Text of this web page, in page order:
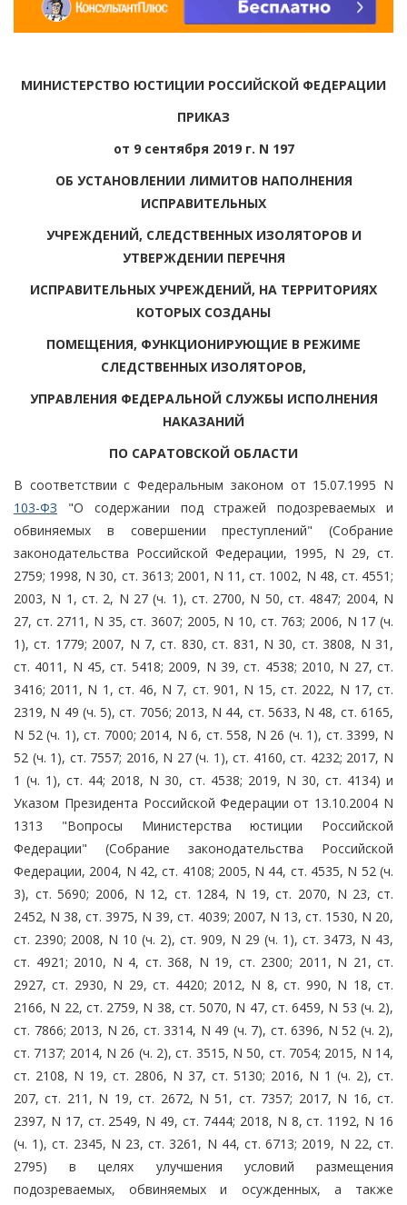
МИНИСТЕРСТВО ЮСТИЦИИ РОССИЙСКОЙ ФЕДЕРАЦИИ
ПРИКАЗ
от 9 сентября 2019 г. N 197
ОБ УСТАНОВЛЕНИИ ЛИМИТОВ НАПОЛНЕНИЯ
ИСПРАВИТЕЛЬНЫХ
УЧРЕЖДЕНИЙ, СЛЕДСТВЕННЫХ ИЗОЛЯТОРОВ И
УТВЕРЖДЕНИИ ПЕРЕЧНЯ
ИСПРАВИТЕЛЬНЫХ УЧРЕЖДЕНИЙ, НА ТЕРРИТОРИЯХ
КОТОРЫХ СОЗДАНЫ
ПОМЕЩЕНИЯ, ФУНКЦИОНИРУЮЩИЕ В РЕЖИМЕ
СЛЕДСТВЕННЫХ ИЗОЛЯТОРОВ,
УПРАВЛЕНИЯ ФЕДЕРАЛЬНОЙ СЛУЖБЫ ИСПОЛНЕНИЯ
НАКАЗАНИЙ
ПО САРАТОВСКОЙ ОБЛАСТИ
В соответствии с Федеральным законом от 15.07.1995 N
103-ФЗ "О содержании под стражей подозреваемых и
обвиняемых в совершении преступлений" (Собрание
законодательства Российской Федерации, 1995, N 29, ст.
2759; 1998, N 30, ст. 3613; 2001, N 11, ст. 1002, N 48, ст. 4551;
2003, N 1, ст. 2, N 27 (ч. 1), ст. 2700, N 50, ст. 4847; 2004, N
27, ст. 2711, N 35, ст. 3607; 2005, N 10, ст. 763; 2006, N 17 (ч.
1), ст. 1779; 2007, N 7, ст. 830, ст. 831, N 30, ст. 3808, N 31,
ст. 4011, N 45, ст. 5418; 2009, N 39, ст. 4538; 2010, N 27, ст.
3416; 2011, N 1, ст. 46, N 7, ст. 901, N 15, ст. 2022, N 17, ст.
2319, N 49 (ч. 5), ст. 7056; 2013, N 44, ст. 5633, N 48, ст. 6165,
N 52 (ч. 1), ст. 7000; 2014, N 6, ст. 558, N 26 (ч. 1), ст. 3399, N
52 (ч. 1), ст. 7557; 2016, N 27 (ч. 1), ст. 4160, ст. 4232; 2017, N
1 (ч. 1), ст. 44; 2018, N 30, ст. 4538; 2019, N 30, ст. 4134) и
Указом Президента Российской Федерации от 13.10.2004 N
1313 "Вопросы Министерства юстиции Российской
Федерации" (Собрание законодательства Российской
Федерации, 2004, N 42, ст. 4108; 2005, N 44, ст. 4535, N 52 (ч.
3), ст. 5690; 2006, N 12, ст. 1284, N 19, ст. 2070, N 23, ст.
2452, N 38, ст. 3975, N 39, ст. 4039; 2007, N 13, ст. 1530, N 20,
ст. 2390; 2008, N 10 (ч. 2), ст. 909, N 29 (ч. 1), ст. 3473, N 43,
ст. 4921; 2010, N 4, ст. 368, N 19, ст. 2300; 2011, N 21, ст.
2927, ст. 2930, N 29, ст. 4420; 2012, N 8, ст. 990, N 18, ст.
2166, N 22, ст. 2759, N 38, ст. 5070, N 47, ст. 6459, N 53 (ч. 2),
ст. 7866; 2013, N 26, ст. 3314, N 49 (ч. 7), ст. 6396, N 52 (ч. 2),
ст. 7137; 2014, N 26 (ч. 2), ст. 3515, N 50, ст. 7054; 2015, N 14,
ст. 2108, N 19, ст. 2806, N 37, ст. 5130; 2016, N 1 (ч. 2), ст.
207, ст. 211, N 19, ст. 2672, N 51, ст. 7357; 2017, N 16, ст.
2397, N 17, ст. 2549, N 49, ст. 7444; 2018, N 8, ст. 1192, N 16
(ч. 1), ст. 2345, N 23, ст. 3261, N 44, ст. 6713; 2019, N 22, ст.
2795) в целях улучшения условий размещения
подозреваемых, обвиняемых и осужденных, а также